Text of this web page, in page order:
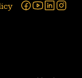
Facebook
Youtube